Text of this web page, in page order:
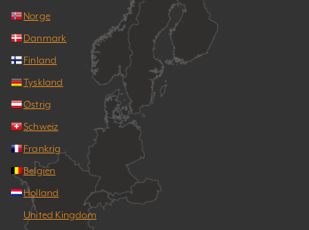
Norge
Danmark
Finland
Tyskland
Østrig
Schweiz
Frankrig
Belgien
Holland
United Kingdom